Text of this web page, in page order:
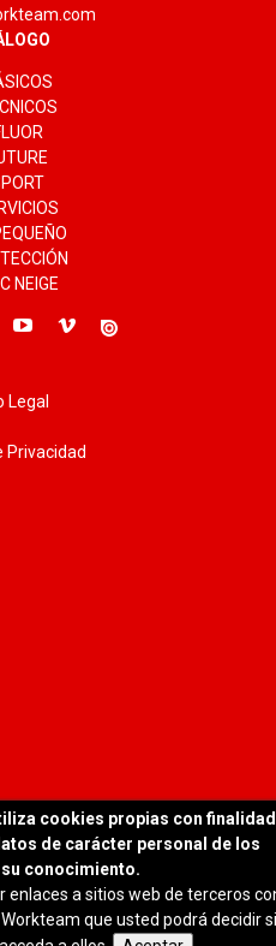
NEIGE
Legal
Privacidad
los derechos reservados
cookies propias con finalidad
de carácter personal de los
conocimiento.
a sitios web de terceros
que usted podrá decidir si